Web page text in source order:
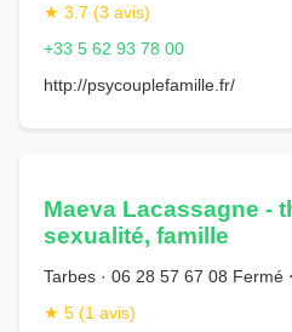
★ 3.7 (3 avis)
+33 5 62 93 78 00
http://psycouplefamille.fr/
Maeva Lacassagne -
sexualité, famille
Tarbes · 06 28 57 67 08 Fermé
★ 5 (1 avis)